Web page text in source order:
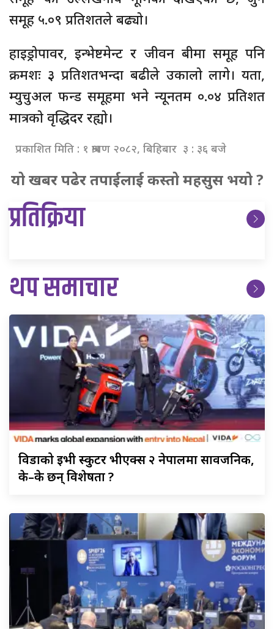
समूह ५.०९ प्रतिशतले बढ्यो।
हाइड्रोपावर, इन्भेष्टमेन्ट र जीवन बीमा समूह पनि
क्रमशः ३ प्रतिशतभन्दा बढीले उकालो लागे। यता,
म्युचुअल फन्ड समूहमा भने न्यूनतम ०.०४ प्रतिशत
मात्रको वृद्धिदर रह्यो।
प्रकाशित मिति : १ श्रावण २०८२, बिहिबार ३ : ३६ बजे
यो खबर पढेर तपाईलाई कस्तो महसुस भयो ?
प्रतिक्रिया
थप समाचार
विडाकोईभी स्कुटर भीएक्स २ नेपालमा सार्वजनिक,
के–के छन् विशेषता ?